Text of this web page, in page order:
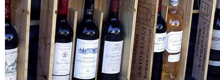
ist
zu